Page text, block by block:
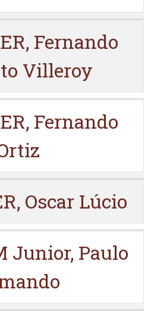
Fernando
Villeroy
Fernando
Oscar Lúcio
Junior, Paulo